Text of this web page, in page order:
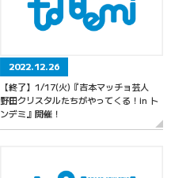
2022.12.26
【終了】1/17(火)『吉本マッチョ芸人
野田クリスタルたちがやってくる！in ト
ンデミ』開催！